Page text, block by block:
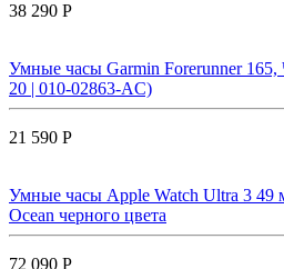
38 290 Р
Умные часы Garmin Forerunner
20 | 010-02863-AC)
21 590 Р
Умные часы Apple Watch Ultra 3 49
Ocean черного цвета
72 090 Р